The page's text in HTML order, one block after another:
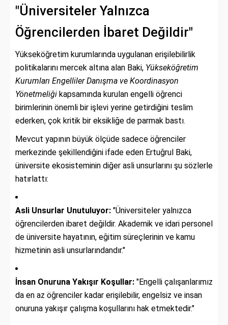
"Üniversiteler Yalnızca
Öğrencilerden İbaret Değildir"
Yükseköğretim kurumlarında uygulanan erişilebilirlik
politikalarını mercek altına alan Baki, Yükseköğretim
Kurumları Engelliler Danışma ve Koordinasyon
Yönetmeliği kapsamında kurulan engelli öğrenci
birimlerinin önemli bir işlevi yerine getirdiğini teslim
ederken, çok kritik bir eksikliğe de parmak bastı.
Mevcut yapının büyük ölçüde sadece öğrenciler
merkezinde şekillendiğini ifade eden Ertuğrul Baki,
üniversite ekosisteminin diğer asli unsurlarını şu sözlerle
hatırlattı:
Asli Unsurlar Unutuluyor: "Üniversiteler yalnızca
öğrencilerden ibaret değildir. Akademik ve idari personel
de üniversite hayatının, eğitim süreçlerinin ve kamu
hizmetinin asli unsurlarındandır."
İnsan Onuruna Yakışır Koşullar: "Engelli çalışanlarımız
da en az öğrenciler kadar erişilebilir, engelsiz ve insan
onuruna yakışır çalışma koşullarını hak etmektedir."